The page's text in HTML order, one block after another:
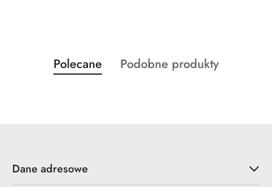
Pomiń karuzelę produktów
Produkty
o
Polecane
Produkty
Podobne produkty
Dane adresowe